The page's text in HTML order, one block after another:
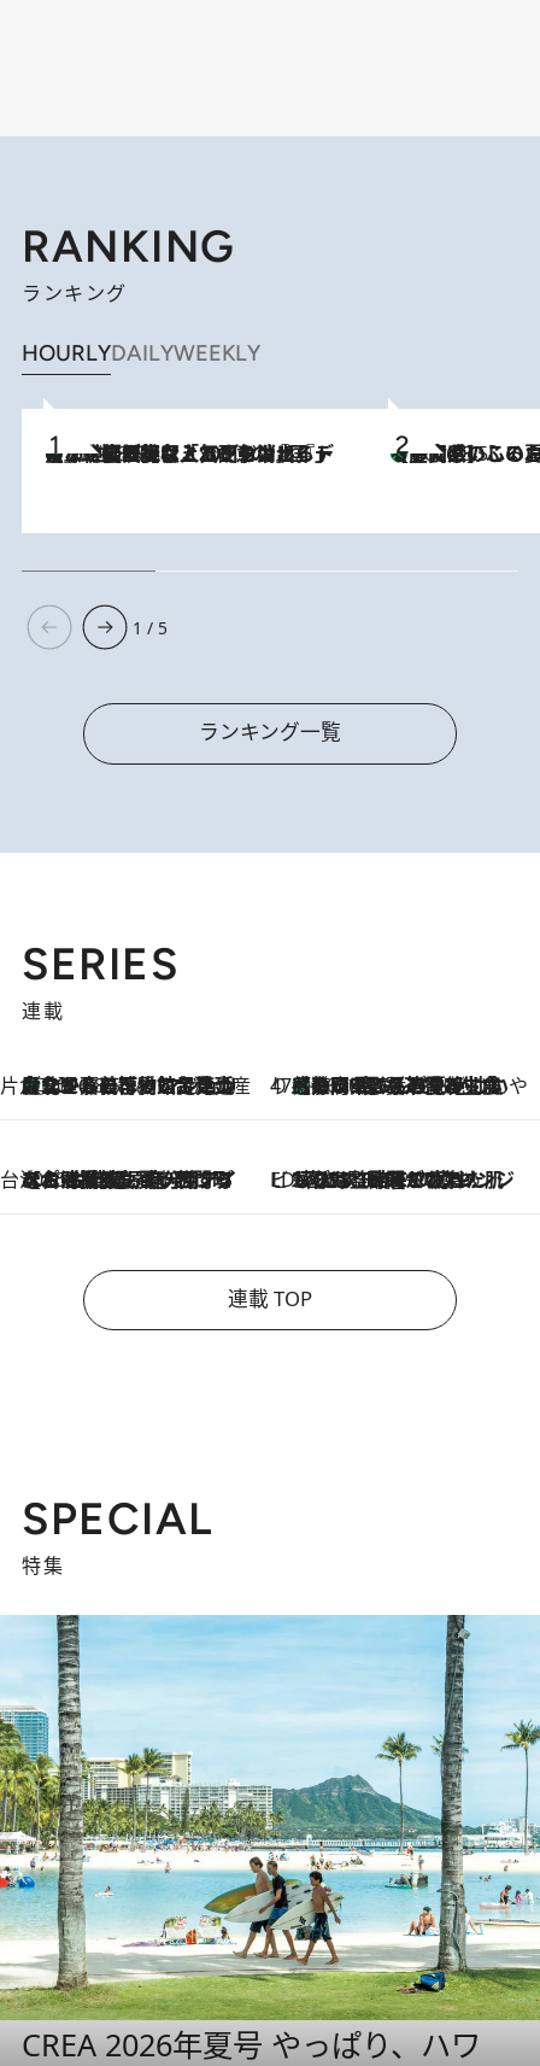
RANKING
ランキング
HOURLYDAILYWEEKLY
2026.8.5
【なぜ吉沢亮は「気配を消せる」のか？】興行収入208億の『国宝』を経て挑むミュージカル『ディア・エヴァン・ハンセン』。トップ俳優が舞台上でさらけ出した“孤独”とは 2026.8.5
【静岡県】この夏絶対食べたい 冷やしておいしいおやつ3
1 / 5
ランキング一覧
SERIES
連載
片倉真理のときめく台湾土産
2026.8.5
台北からちょっと足を延ばして嘉義へ！ マジョリカタイルの博物館で見つけたレトロ可愛い台湾土産 47都道府県の手みやげ ひんやりスイーツで夏を満喫
2026.8.5
【静岡県】この夏絶対食べたい 冷やしておいしいおやつ3選 お茶香る生食感のふるふるゼリー
台湾ぶらぶら食べ歩き
2026.8.4
【台湾夏旅】買い物するなら“台湾の原宿”西門町へ！ お土産も自分用アイテムも揃うショッピングスポット8選 ビューティいいもの集め EDITORS' BEST
2026.8.3
“落とす”時間が“癒やし”に。THREEのクレンジングは、酷暑で疲れた肌も心も整えてくれる！
連載 TOP
SPECIAL
特集
CREA 2026年夏号 やっぱり、ハワ